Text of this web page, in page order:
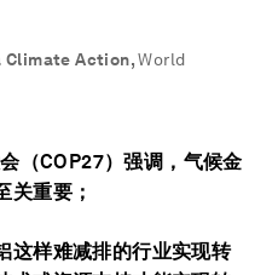
Climate Action, World
（COP27）强调，气候金
关重要；
这样难减排的行业实现转